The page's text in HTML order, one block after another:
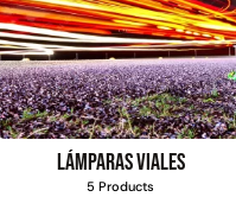
Lámparas viales
5 Products